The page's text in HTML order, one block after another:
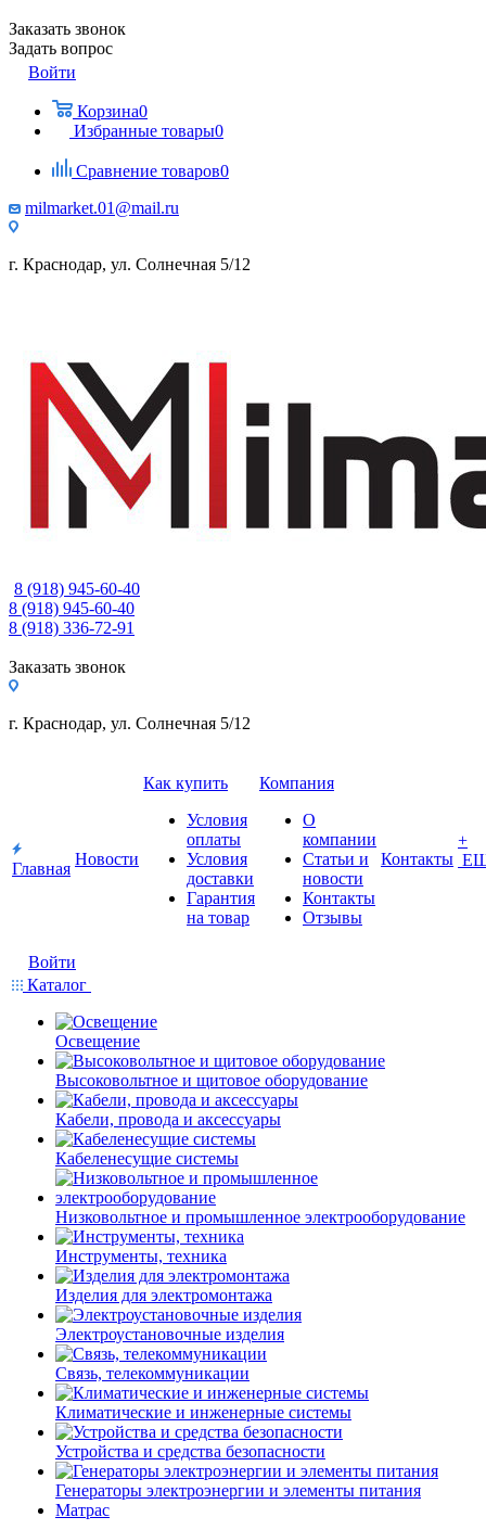
Заказать звонок
Задать вопрос
Войти
Корзина0
Избранные товары0
Сравнение товаров0
milmarket.01@mail.ru
г. Краснодар, ул. Солнечная 5/12
8 (918) 945-60-40
8 (918) 945-60-40
8 (918) 336-72-91
Заказать звонок
г. Краснодар, ул. Солнечная 5/12
Главная
Новости
Как купить
Условия
оплаты
Условия
доставки
Гарантия
на товар
Компания
О
компании
Статьи и
новости
Контакты
Отзывы
Контакты
+
Войти
Каталог
Освещение
Высоковольтное и щитовое оборудование
Кабели, провода и аксессуары
Кабеленесущие системы
Низковольтное и промышленное электрооборудование
Инструменты, техника
Изделия для электромонтажа
Электроустановочные изделия
Связь, телекоммуникации
Климатические и инженерные системы
Устройства и средства безопасности
Генераторы электроэнергии и элементы питания
Матрас